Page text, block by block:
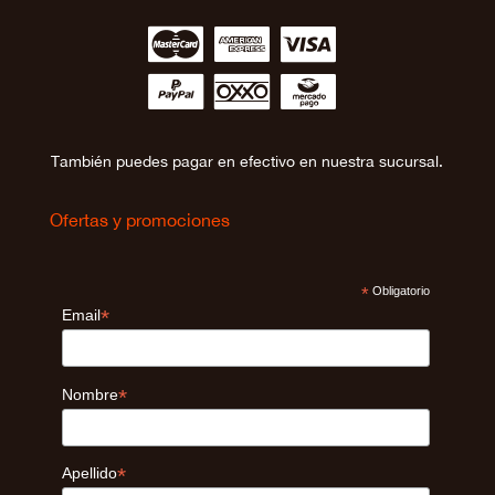
∹ ∵ ≂
∾ ∼ ∻
También puedes pagar en efectivo en nuestra sucursal.
Ofertas y promociones
* Obligatorio
Email*
Nombre*
Apellido*